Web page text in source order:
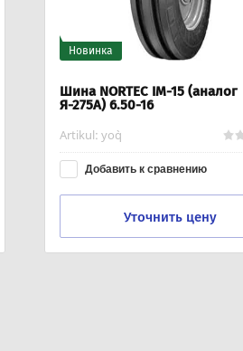
Новинка
Шина NORTEC H-05 21.3/70-24
Добавить к сравнению
Уточнить цену